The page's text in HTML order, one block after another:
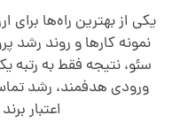
یکی از بهترین راه‌ها
نمونه کارها و روند رشد
سئو، نتیجه فقط به
ورودی هدفمند، رشد
اعتبار